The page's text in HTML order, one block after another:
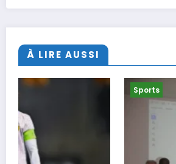
À LIRE AUSSI